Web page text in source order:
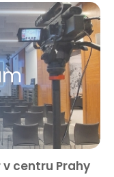
centru Prahy